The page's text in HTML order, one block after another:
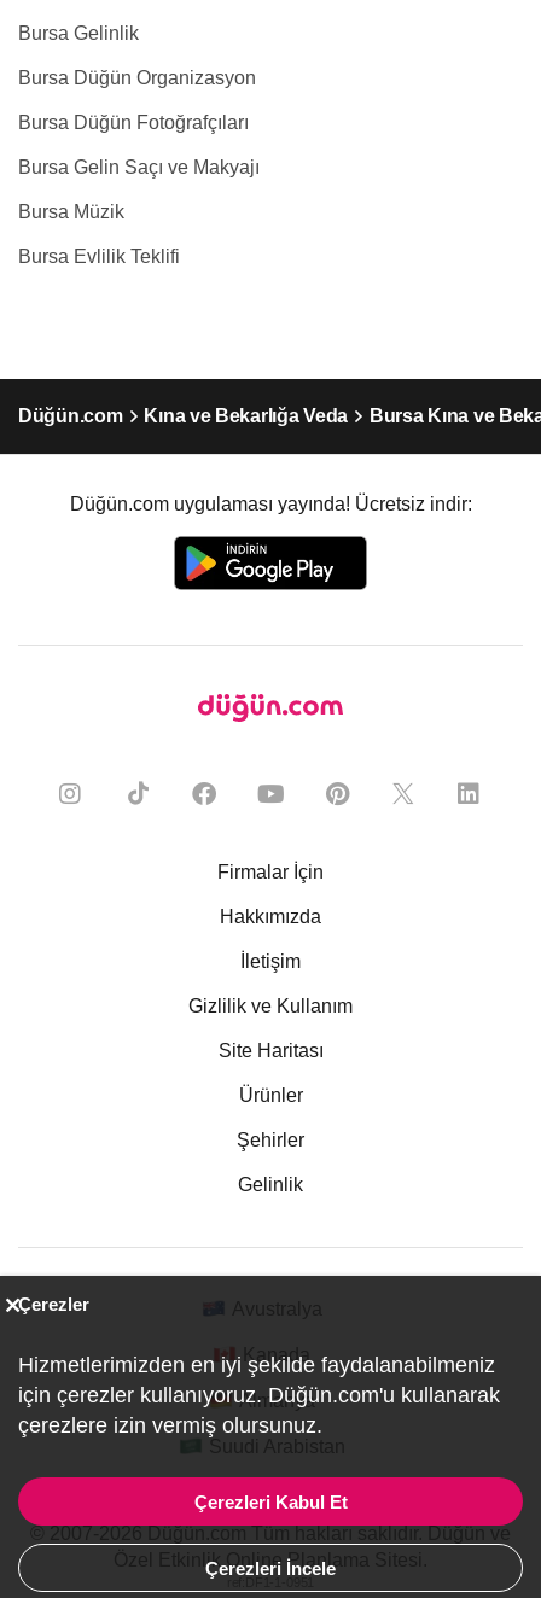
Bursa Gelinlik
Bursa Düğün Organizasyon
Bursa Düğün Fotoğrafçıları
Bursa Gelin Saçı ve Makyajı
Bursa Müzik
Bursa Evlilik Teklifi
Düğün.com Kına ve Bekarlığa Veda Bursa Kına ve
Düğün.com uygulaması yayında! Ücretsiz indir:
Firmalar İçin
Hakkımızda
İletişim
Gizlilik ve Kullanım
Site Haritası
Ürünler
Şehirler
Gelinlik
Kanada
Almanya
Özel Etkinlik Online Planlama Sitesi.
Çerezler
Hizmetlerimizden en iyi şekilde faydalanabilmeniz
için çerezler kullanıyoruz. Düğün.com'u kullanarak
çerezlere izin vermiş olursunuz.
Çerezleri Kabul Et
Çerezleri İncele